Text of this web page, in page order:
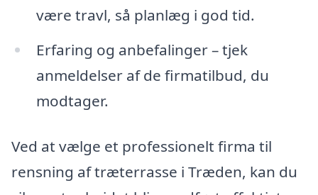
være travl, så planlæg i god tid.
Erfaring og anbefalinger – tjek
anmeldelser af de firmatilbud, du
modtager.
Ved at vælge et professionelt firma til
rensning af træterrasse i Træden, kan du